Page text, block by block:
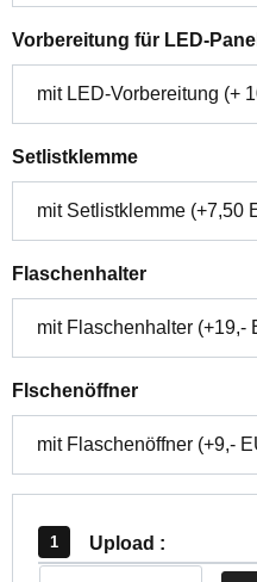
Vorbereitung für LED-Panel
Setlistklemmeauswählen
Flaschenhalterauswählen
Flschenöffnerauswählen
Upload :